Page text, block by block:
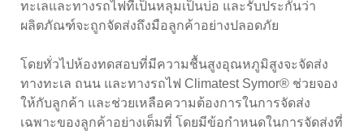
ทะเลและทางรถไฟที่เป็นหลุมเป็นบ่อ และรับประกันว่า
ผลิตภัณฑ์จะถูกจัดส่งถึงมือลูกค้าอย่างปลอดภัย
โดยทั่วไปห้องทดสอบที่มีความชื้นสูงอุณหภูมิสูงจะจัดส่ง
ทางทะเล ถนน และทางรถไฟ Climatest Symor® ช่วยจอง
ให้กับลูกค้า และช่วยเหลือความต้องการในการจัดส่ง
เฉพาะของลูกค้าอย่างเต็มที่ โดยมีข้อกำหนดในการจัดส่งที่